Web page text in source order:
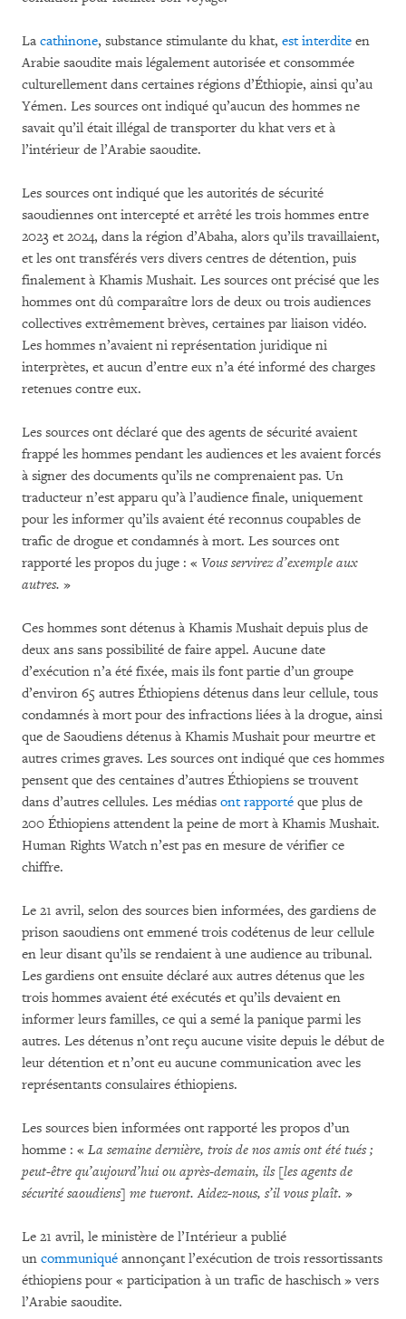
La cathinone, substance stimulante du khat, est interdite en
Arabie saoudite mais légalement autorisée et consommée
culturellement dans certaines régions d’Éthiopie, ainsi qu’au
Yémen. Les sources ont indiqué qu’aucun des hommes ne
savait qu’il était illégal de transporter du khat vers et à
l’intérieur de l’Arabie saoudite.
Les sources ont indiqué que les autorités de sécurité
saoudiennes ont intercepté et arrêté les trois hommes entre
2023 et 2024, dans la région d’Abaha, alors qu’ils travaillaient,
et les ont transférés vers divers centres de détention, puis
finalement à Khamis Mushait. Les sources ont précisé que les
hommes ont dû comparaître lors de deux ou trois audiences
collectives extrêmement brèves, certaines par liaison vidéo.
Les hommes n’avaient ni représentation juridique ni
interprètes, et aucun d’entre eux n’a été informé des charges
retenues contre eux.
Les sources ont déclaré que des agents de sécurité avaient
frappé les hommes pendant les audiences et les avaient forcés
à signer des documents qu’ils ne comprenaient pas. Un
traducteur n’est apparu qu’à l’audience finale, uniquement
pour les informer qu’ils avaient été reconnus coupables de
trafic de drogue et condamnés à mort. Les sources ont
rapporté les propos du juge : « Vous servirez d’exemple aux
autres. »
Ces hommes sont détenus à Khamis Mushait depuis plus de
deux ans sans possibilité de faire appel. Aucune date
d’exécution n’a été fixée, mais ils font partie d’un groupe
d’environ 65 autres Éthiopiens détenus dans leur cellule, tous
condamnés à mort pour des infractions liées à la drogue, ainsi
que de Saoudiens détenus à Khamis Mushait pour meurtre et
autres crimes graves. Les sources ont indiqué que ces hommes
pensent que des centaines d’autres Éthiopiens se trouvent
dans d’autres cellules. Les médias ont rapporté que plus de
200 Éthiopiens attendent la peine de mort à Khamis Mushait.
Human Rights Watch n’est pas en mesure de vérifier ce
chiffre.
Le 21 avril, selon des sources bien informées, des gardiens de
prison saoudiens ont emmené trois codétenus de leur cellule
en leur disant qu’ils se rendaient à une audience au tribunal.
Les gardiens ont ensuite déclaré aux autres détenus que les
trois hommes avaient été exécutés et qu’ils devaient en
informer leurs familles, ce qui a semé la panique parmi les
autres. Les détenus n’ont reçu aucune visite depuis le début de
leur détention et n’ont eu aucune communication avec les
représentants consulaires éthiopiens.
Les sources bien informées ont rapporté les propos d’un
homme : « La semaine dernière, trois de nos amis ont été tués ;
peut-être qu’aujourd’hui ou après-demain, ils [les agents de
sécurité saoudiens] me tueront. Aidez-nous, s’il vous plaît. »
Le 21 avril, le ministère de l’Intérieur a publié
un communiqué annonçant l’exécution de trois ressortissants
éthiopiens pour « participation à un trafic de haschisch » vers
l’Arabie saoudite.